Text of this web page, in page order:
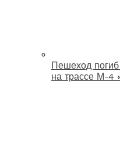
Пешеход погиб
на трассе М-4